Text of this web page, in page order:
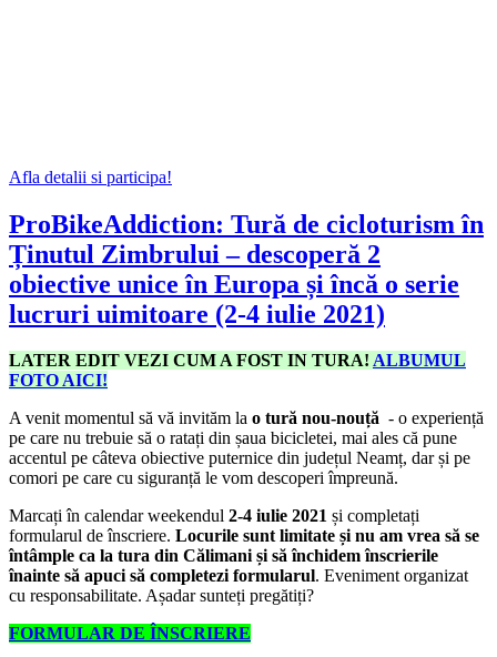
Afla detalii si participa!
ProBikeAddiction: Tură de cicloturism în
Ținutul Zimbrului – descoperă 2
obiective unice în Europa și încă o serie
lucruri uimitoare (2-4 iulie 2021)
LATER EDIT VEZI CUM A FOST IN TURA! ALBUMUL
FOTO AICI!
A venit momentul să vă invităm la o tură nou-nouță - o experiență
pe care nu trebuie să o ratați din șaua bicicletei, mai ales că pune
accentul pe câteva obiective puternice din județul Neamț, dar și pe
comori pe care cu siguranță le vom descoperi împreună.
Marcați în calendar weekendul 2-4 iulie 2021 și completați
formularul de înscriere. Locurile sunt limitate și nu am vrea să se
întâmple ca la tura din Călimani și să închidem înscrierile
înainte să apuci să completezi formularul. Eveniment organizat
cu responsabilitate. Așadar sunteți pregătiți?
FORMULAR DE ÎNSCRIERE